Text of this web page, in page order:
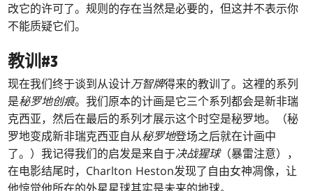
改它的许可了。规则的存在当然是必要的，但这并不表示你
不能质疑它们。
教训#3
现在我们终于谈到从设计万智牌得来的教训了。这裡的系列
是秘罗地创痕。我们原本的计画是它三个系列都会是新非瑞
克西亚，然后在最后的系列才展示这个时空是秘罗地。（秘
罗地变成新非瑞克西亚自从秘罗地登场之后就在计画中
了。）我记得我们的启发是来自于决战猩球（暴雷注意），
在电影结尾时，Charlton Heston发现了自由女神凋像，让